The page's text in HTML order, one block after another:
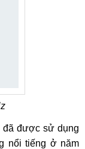
đã được sử dụng
nổi tiếng ở năm